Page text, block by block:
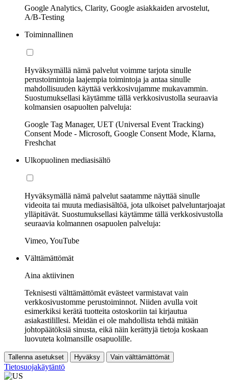
Google Analytics, Clarity, Google asiakkaiden arvostelut,
A/B-Testing
Toiminnallinen
Hyväksymällä nämä palvelut voimme tarjota sinulle
perustoimintoja laajempia toimintoja ja antaa sinulle
mahdollisuuden käyttää verkkosivujamme mukavammin.
Suostumuksellasi käytämme tällä verkkosivustolla seuraavia
kolmansien osapuolten palveluja:
Google Tag Manager, UET (Universal Event Tracking)
Consent Mode - Microsoft, Google Consent Mode, Klarna,
Freshchat
Ulkopuolinen mediasisältö
Hyväksymällä nämä palvelut saatamme näyttää sinulle
videoita tai muuta mediasisältöä, jota ulkoiset palveluntarjoajat
ylläpitävät. Suostumuksellasi käytämme tällä verkkosivustolla
seuraavia kolmannen osapuolen palveluja:
Vimeo, YouTube
Välttämättömät
Aina aktiivinen
Teknisesti välttämättömät evästeet varmistavat vain
verkkosivustomme perustoiminnot. Niiden avulla voit
esimerkiksi kerätä tuotteita ostoskoriin tai kirjautua
asiakastilillesi. Meidän ei ole mahdollista tehdä mitään
johtopäätöksiä sinusta, eikä näin kerättyjä tietoja koskaan
luovuteta kolmansille osapuolille.
Tallenna asetukset Hyväksy Vain välttämättömät
Tietosuojakäytäntö